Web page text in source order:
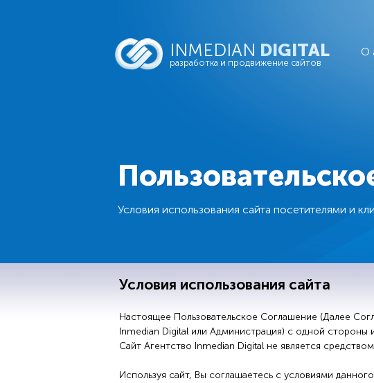
INMEDIAN DIGITAL
разработка и продвижение сайтов
О
Условия использования сайта посетителями и
Условия использования сайта
Настоящее Пользовательское Соглашение (Далее
Inmedian Digital или Администрация) с одной стороны
Сайт Агентство Inmedian Digital не является
Используя сайт, Вы соглашаетесь с условиями